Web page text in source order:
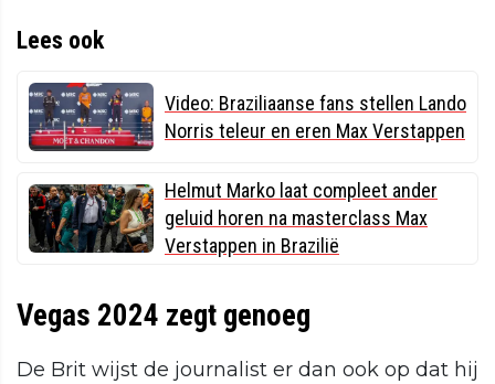
Lees ook
Video: Braziliaanse fans stellen Lando
Norris teleur en eren Max Verstappen
Helmut Marko laat compleet ander
geluid horen na masterclass Max
Verstappen in Brazilië
Vegas 2024 zegt genoeg
De Brit wijst de journalist er dan ook op dat hij